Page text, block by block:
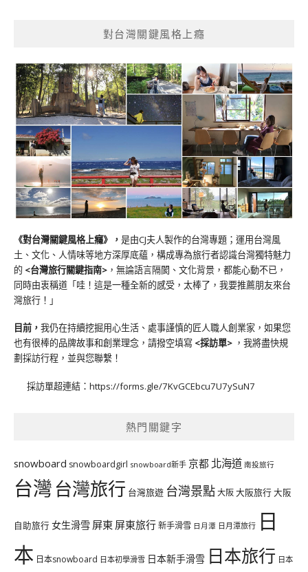
對台灣關鍵風格上癮
《對台灣關鍵風格上癮》 ， 是由CJ夫人製作的台灣專題；運用台灣風
土、文化、人情味等地方深厚底蘊，構成專為旅行者認識台灣獨特魅力
的 <台灣旅行關鍵指南> ，無論語言隔閡、文化背景，都能心動不已，
同時由衷稱道「哇！這是一種全新的感受，太棒了，我要推薦朋友來台
灣旅行！」
目前， 我仍在持續挖掘用心生活、處事謹慎的匠人職人創業家，如果您
也有很棒的品牌故事和創業理念，請撥空填寫 <採訪單> ，我將盡快規
劃採訪行程，並與您聯繫！
採訪單超連結： https://forms.gle/7KvGCEbcu7U7ySuN7
熱門關鍵字
snowboard snowboardgirl snowboard新手 京都 北海道 南投旅行
台灣台灣旅行 台灣旅遊 台灣景點大阪大阪旅行大阪
自助旅行 女生滑雪 屏東 屏東旅行新手滑雪 日月潭 日月潭旅行 日
本 日本snowboard 日本初學滑雪 日本新手滑雪 日本旅行 日本